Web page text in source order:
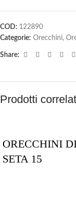
COD: 122890
Categorie: Orecchini,
Share:
Prodotti
ORECCHINI
SETA 15